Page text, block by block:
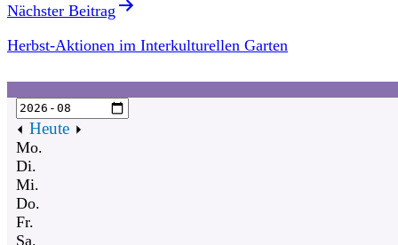
Nächster Beitrag
Herbst-Aktionen im Interkulturellen Garten
Heute
Mo.
Di.
Mi.
Do.
Fr.
Sa.